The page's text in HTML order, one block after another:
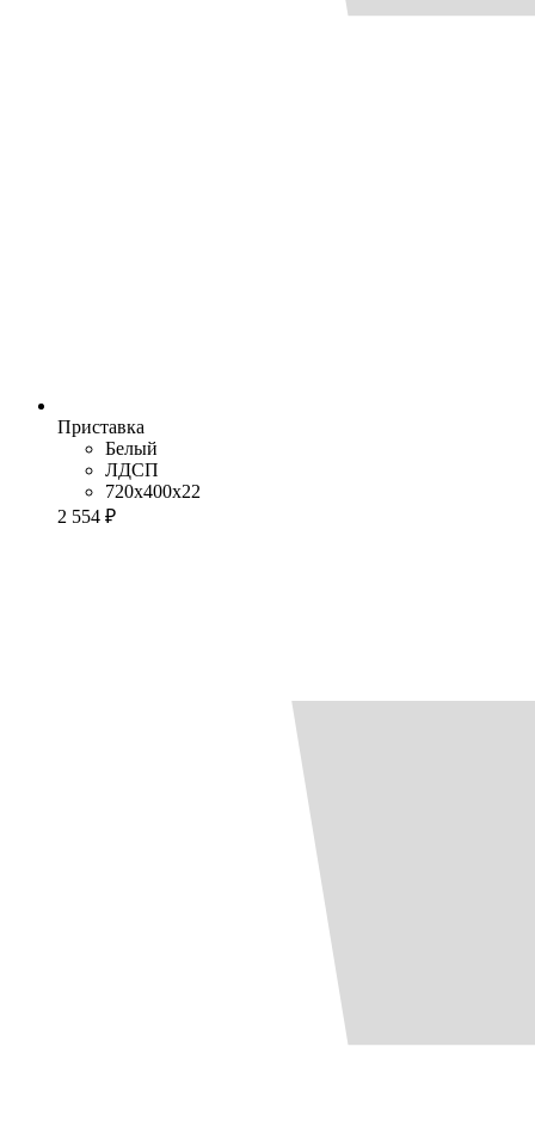
Приставка
Белый
ЛДСП
720x400x22
2 554 ₽